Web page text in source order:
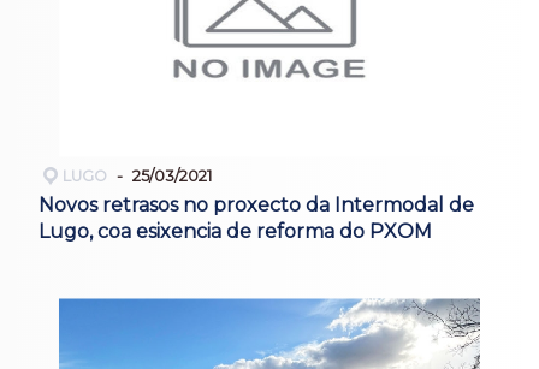
LUGO 25/03/2021
Novos retrasos no proxecto da Intermodal de
Lugo, coa esixencia de reforma do PXOM